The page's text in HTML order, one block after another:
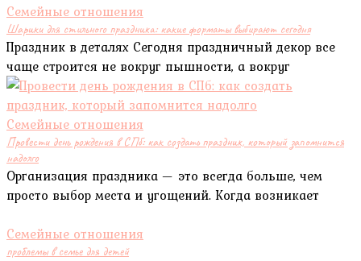
Семейные отношения
Шарики для стильного праздника: какие форматы выбирают сегодня
Праздник в деталях Сегодня праздничный декор все
чаще строится не вокруг пышности, а вокруг
Семейные отношения
Провести день рождения в СПб: как создать праздник, который запомнится
надолго
Организация праздника — это всегда больше, чем
просто выбор места и угощений. Когда возникает
Семейные отношения
проблемы в семье для детей